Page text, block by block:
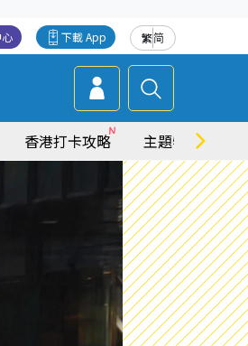
繁简
下載 App
香港打卡攻略 主題特集